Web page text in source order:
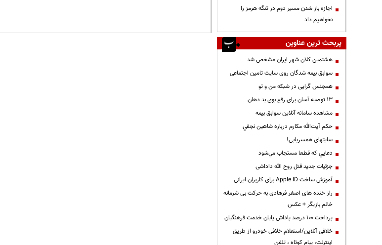
اجازه باز شدن مسیر دوم در تنگه هرمز را
نخواهیم داد
پربحث ترین عناوین
هشتمین کلان شهر ایران مشخص شد
سوابق بیمه شدگان روی سایت تامین اجتماعی
همجنس گرایی در شبکه من و تو
13 توصیه آسان برای رفع بوی بد دهان
مشاهده سامانه آنلاين سوابق بیمه
حكم آيت‌الله مكارم درباره شاهين نجفي
سایتهای همسریابی!
دعايي كه قطعا مستجاب مي‌شود
جزئیات جدید قتل روح الله داداشی
آموزش ساخت Apple ID برای کاربران ایرانی
راز خنده های اصغر فرهادی به حرکت بی شرمانه
خانم بازیگر + عکس
پرداخت ۱۰۰ درصد پاداش پایان خدمت فرهنگیان
خلافی آنلاین/استعلام خلافی خودرو از طریق
اینترنت، پیام کوتاه ، تلفن